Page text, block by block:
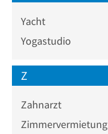
Yacht
Yogastudio
Z
Zahnarzt
Zimmervermietung